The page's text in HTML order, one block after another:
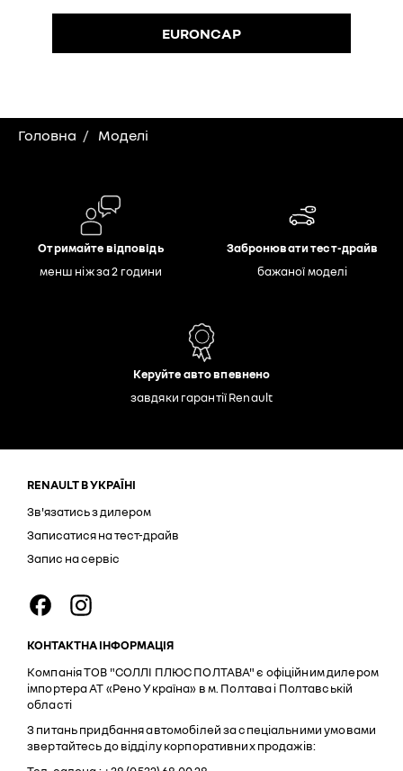
EURONCAP
Головна Моделі
Отримайте відповідь
менш ніж за 2 години
Забронювати тест-драйв
бажаної моделі
Керуйте авто впевнено
завдяки гарантії Renault
RENAULT В УКРАЇНІ
Зв'язатись з дилером
Записатися на тест-драйв
Запис на сервіс
КОНТАКТНА ІНФОРМАЦІЯ
Компанія ТОВ "СОЛЛІ ПЛЮС ПОЛТАВА" є офіційним дилером
імпортера АТ «Рено Україна» в м. Полтава і Полтавській
області
З питань придбання автомобілей за спеціальними умовами
звертайтесь до відділу корпоративних продажів: